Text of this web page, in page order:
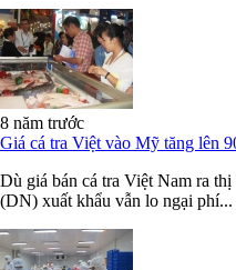
8 năm trước
Giá cá tra Việt vào Mỹ tăng lên
Dù giá bán cá tra Việt Nam ra
(DN) xuất khẩu vẫn lo ngại phí...